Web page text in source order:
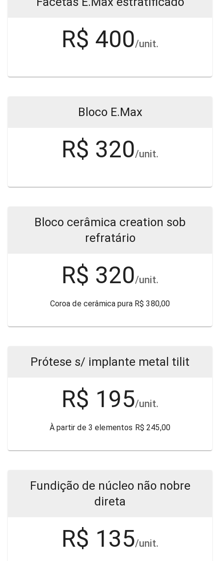
R$ 400/unit.
Bloco E.Max
R$ 320/unit.
Bloco cerâmica creation sob
refratário
R$ 320/unit.
Coroa de cerâmica pura R$ 380,00
Prótese s/ implante metal tilit
R$ 195/unit.
À partir de 3 elementos R$ 245,00
Fundição de núcleo não nobre
direta
R$ 135/unit.